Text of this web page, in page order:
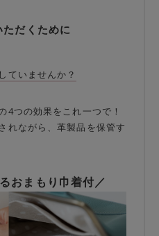
だくために
ていませんか？
4つの効果をこれ一つで！
れながら、革製品を保管す
おまもり巾着付／